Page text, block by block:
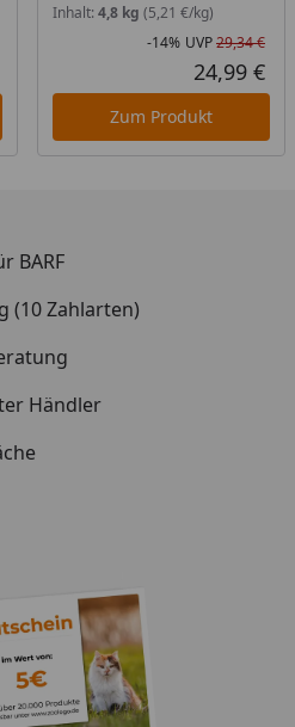
in ProzentPreis
Preis
Inhalt: 4,8 kg (5,21 €/kg)
-14% UVP29,34 €
24,99 €
Zum Produkt
BARF
(10 Zahlarten)
Händler